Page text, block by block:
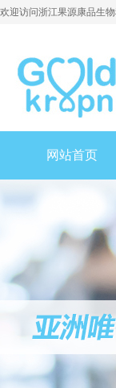
欢迎访问浙江果源康品生
网站首页